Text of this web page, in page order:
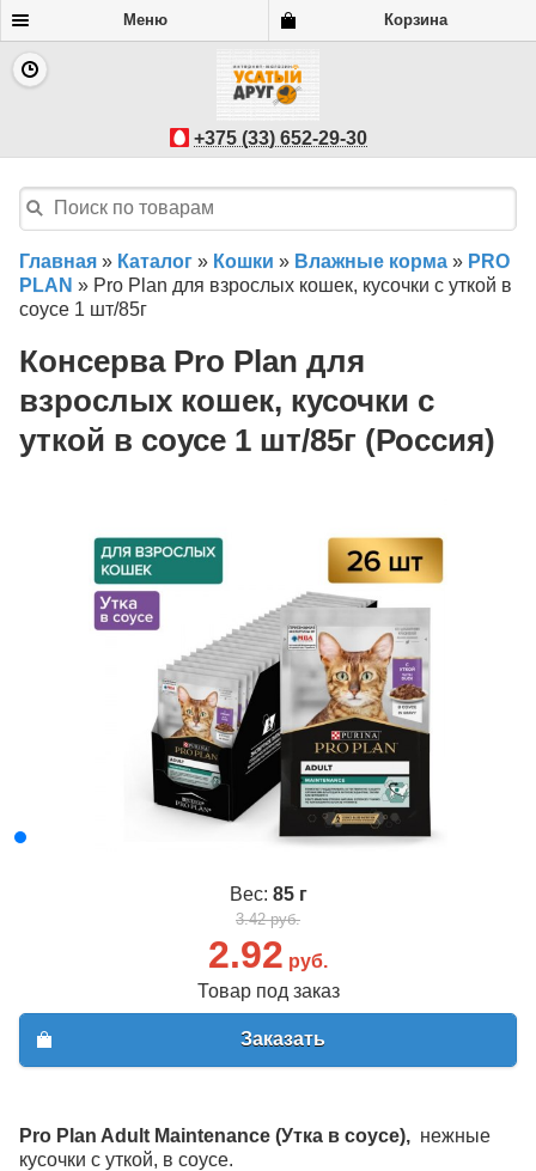
Меню Корзина
+375 (33) 652-29-30
Главная » Каталог » Кошки » Влажные корма » PRO
PLAN » Pro Plan для взрослых кошек, кусочки с уткой в
соусе 1 шт/85г
Консерва Pro Plan для
взрослых кошек, кусочки с
уткой в соусе 1 шт/85г (Россия)
Вес: 85 г
3.42 руб.
2.92 руб.
Товар под заказ
Заказать
Pro Plan Adult Maintenance (Утка в соусе), нежные
кусочки с уткой, в соусе.